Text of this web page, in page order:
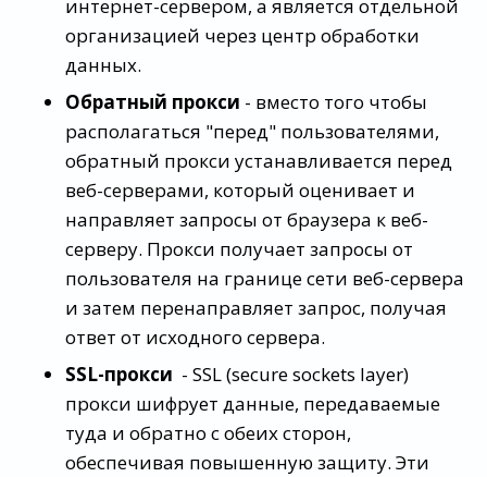
интернет-сервером, а является отдельной
организацией через центр обработки
данных.
Обратный прокси - вместо того чтобы
располагаться "перед" пользователями,
обратный прокси устанавливается перед
веб-серверами, который оценивает и
направляет запросы от браузера к веб-
серверу. Прокси получает запросы от
пользователя на границе сети веб-сервера
и затем перенаправляет запрос, получая
ответ от исходного сервера.
SSL-прокси - SSL (secure sockets layer)
прокси шифрует данные, передаваемые
туда и обратно с обеих сторон,
обеспечивая повышенную защиту. Эти